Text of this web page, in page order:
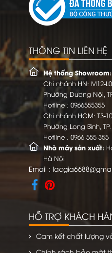
THÔNG TIN LIÊN HỆ
Hệ thống
Chi nhánh HN: M12-
Phường Dương Nội,
Hotline : 0966555355
Chi nhánh HCM: T3-
Phường Long Bình,
Hotline : 0966 555 355
Nhà máy sản xuất:
Hà Nội
Email :
HỖ TRỢ KHÁCH
Cam kết chất lượng